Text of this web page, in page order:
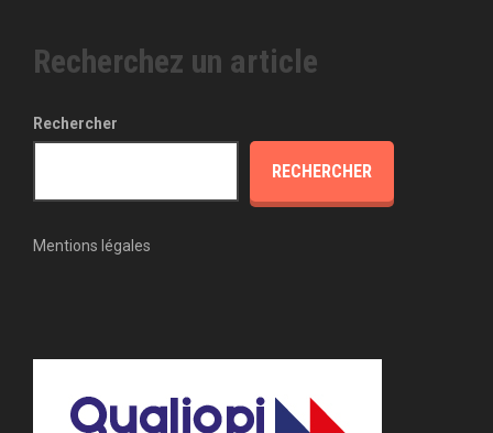
Recherchez un article
Rechercher
RECHERCHER
Mentions légales